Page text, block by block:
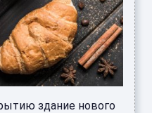
здание нового